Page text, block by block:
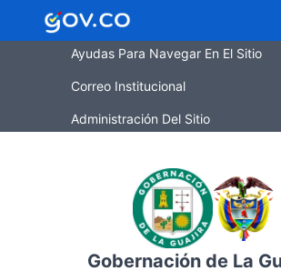
Ayudas Para Navegar En El Sitio
Correo Institucional
Administración Del Sitio
Gobernación de La